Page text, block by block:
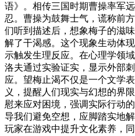
语》。相传三国时期曹操率军
忍。曹操为鼓舞士气，谎称前
们听到描述后，想象梅子的滋
解了干渴感。这个现象生动体
示触发生理反应。在心理学领
洛夫通过实验证实，显示外部
应。望梅止渴不仅是一个文学
义，提醒人们现实与幻想的界
慰来应对困境，强调实际行动
导我们避免空想，应脚踏实地
玩家在游戏中提升文化素养，